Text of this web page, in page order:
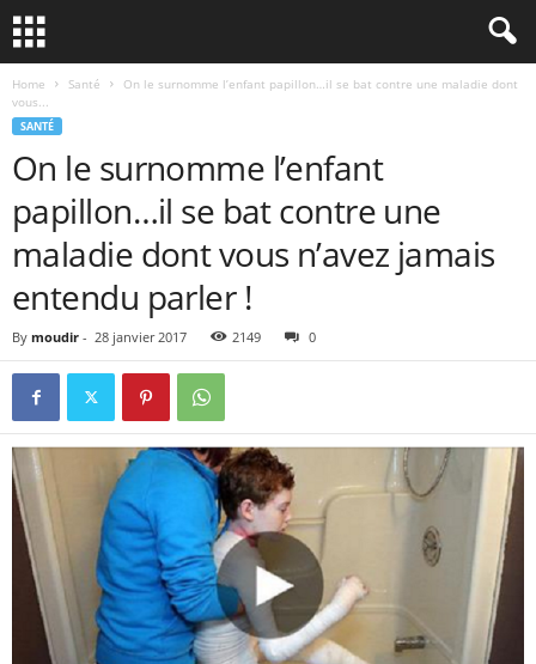
Home Santé
On le surnomme l’enfant papillon…il se bat contre une maladie dont
vous...
SANTÉ
On le surnomme l’enfant
papillon…il se bat contre une
maladie dont vous n’avez jamais
entendu parler !
By moudir - 28 janvier 2017 2149 0